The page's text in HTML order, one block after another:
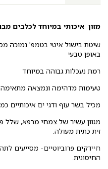
מזון איכותי במיוחד לכלבים
שיטת בישול איטי בטמפ' נמוכה
באופן טבעי
רמת נעכלות גבוהה במיוחד
טעימות מדהימה ונמצאה מתאימה
מכיל בשר עוף ודגי ים איכותיים
מגוון עשיר של צמחי מרפא, שלל
זית כתית מעולה.
חיידקים פרוביוטיים- מסייעים
החיסונית.